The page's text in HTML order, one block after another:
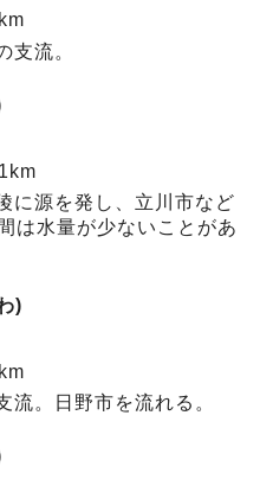
支流。
に源を発し、立川市など
は水量が少ないことがあ
)
流。日野市を流れる。